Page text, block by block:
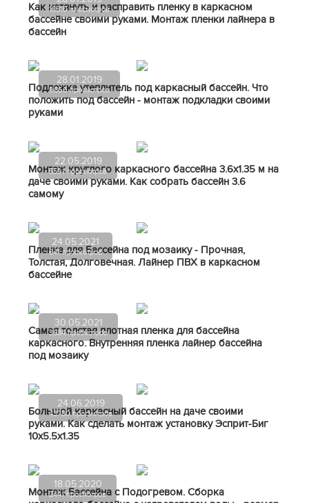
18810 просмотров
Как натянуть и расправить пленку в каркасном
бассейне своими руками. Монтаж пленки лайнера в
бассейн
28.01.2019
9866 просмотров
Подложка утеплитель под каркасный бассейн. Что
положить под бассейн - монтаж подкладки своими
руками
22.05.2019
5591 просмотров
Монтаж круглого каркасного бассейна 3.6х1.35 м на
даче своими руками. Как собрать бассейн 3.6
самому
24.05.2021
841 просмотров
Пленка для Бассейна под мозаику - Прочная,
Толстая, Долговечная. Лайнер ПВХ в каркасном
бассейне
30.05.2021
3884 просмотров
Самая толстая плотная пленка для бассейна
каркасного. Внутренняя пленка лайнер бассейна
под мозаику
24.06.2019
43780 просмотров
Большой каркасный бассейн на даче своими
руками. Как сделать монтаж установку Эсприт-Биг
10х5.5х1.35
18.05.2020
2441 просмотров
Монтаж Бассейна с Подогревом. Сборка